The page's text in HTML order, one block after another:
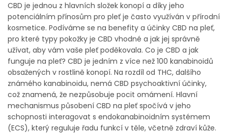
CBD je jednou z hlavních složek konopí a díky jeho
potenciálním přínosům pro pleť je často využíván v přírodní
kosmetice. Podíváme se na benefity a účinky CBD na pleť,
pro které typy pokožky je CBD vhodné a jak jej správně
užívat, aby vám vaše pleť poděkovala. Co je CBD a jak
funguje na pleť? CBD je jedním z více než 100 kanabinoidů
obsažených v rostlině konopí. Na rozdíl od THC, dalšího
známého kanabinoidu, nemá CBD psychoaktivní účinky,
což znamená, že nezpůsobuje pocit omámení. Hlavní
mechanismus působení CBD na pleť spočívá v jeho
schopnosti interagovat s endokanabinoidním systémem
(ECS), který reguluje řadu funkcí v těle, včetně zdraví kůže.